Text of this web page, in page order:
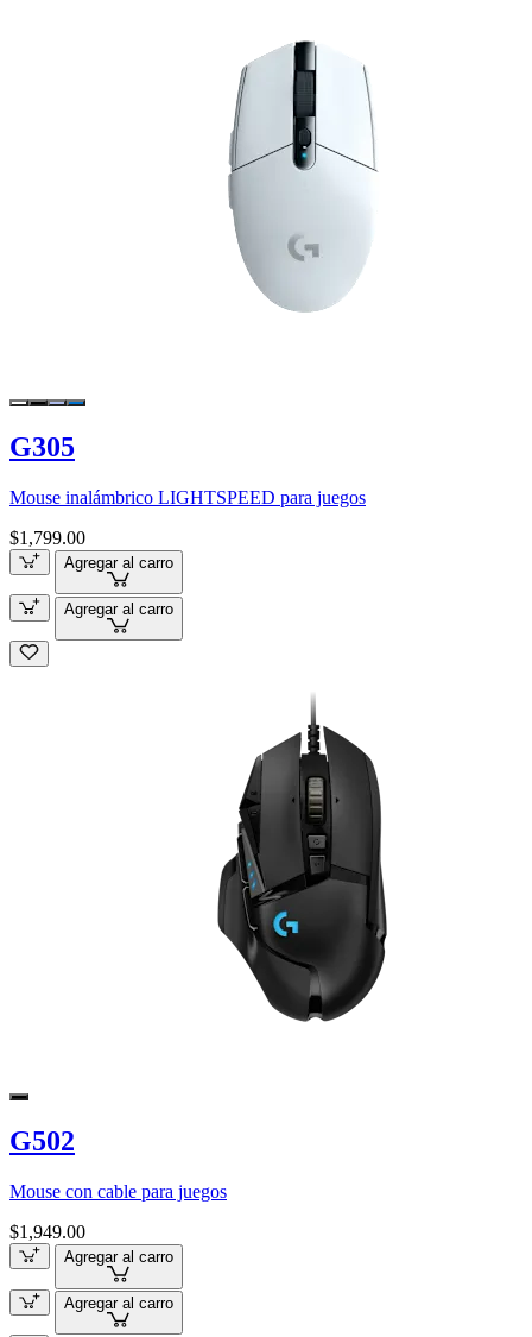
G305
Mouse inalámbrico LIGHTSPEED para juegos
$1,799.00
Agregar al carro
Agregar al carro
G502
Mouse con cable para juegos
$1,949.00
Agregar al carro
Agregar al carro